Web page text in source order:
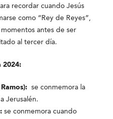
recordar cuando Jesús
como “Rey de Reyes”,
antes de ser
al tercer día.
2024:
se conmemora la
Jerusalén.
se conmemora cuando